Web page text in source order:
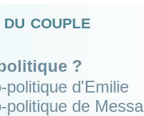
couple
?
politique d'Emilie
politique de